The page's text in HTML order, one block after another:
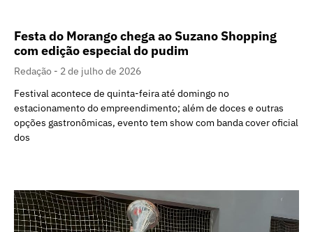
Festa do Morango chega ao Suzano Shopping
com edição especial do pudim
Redação
2 de julho de 2026
Festival acontece de quinta-feira até domingo no
estacionamento do empreendimento; além de doces e outras
opções gastronômicas, evento tem show com banda cover oficial
dos